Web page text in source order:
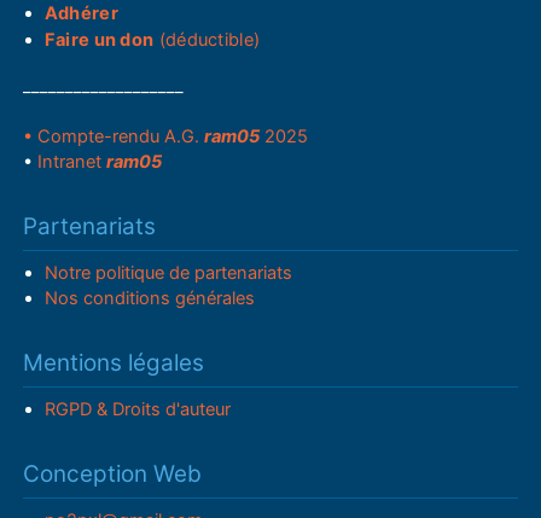
Adhérer
Faire un don (déductible)
• Compte-rendu A.G.ram05 2025
• Intranetram05
Partenariats
Notre politique de partenariats
Nos conditions générales
Mentions légales
RGPD & Droits d'auteur
Conception Web